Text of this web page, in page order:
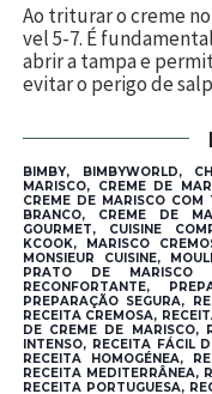
Ao triturar o creme
vel 5-7. É
abrir a tampa e
evitar o perigo de
BIMBY, BIMBYWORLD,
MARISCO, CREME DE
CREME DE MARISCO COM
BRANCO, CREME DE
GOURMET, CUISINE
KCOOK, MARISCO
MONSIEUR CUISINE,
PRATO DE MARISCO
RECONFORTANTE,
PREPARAÇÃO SEGURA,
RECEITA CREMOSA,
DE CREME DE MARISCO,
INTENSO, RECEITA FÁCIL
RECEITA HOMOGÉNEA,
RECEITA MEDITERRÂNEA,
RECEITA PORTUGUESA,